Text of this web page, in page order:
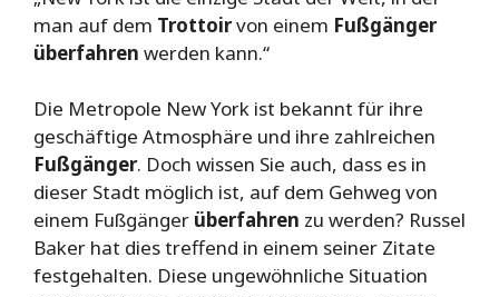
man auf dem Trottoirvon einem Fußgänger
überfahren werden kann.“
Die Metropole New York ist bekannt für ihre
geschäftige Atmosphäre und ihre zahlreichen
Fußgänger. Doch wissen Sie auch, dass es in
dieser Stadt möglich ist, auf dem Gehweg von
einem Fußgänger überfahren zu werden? Russel
Baker hat dies treffend in einem seiner Zitate
festgehalten. Diese ungewöhnliche Situation